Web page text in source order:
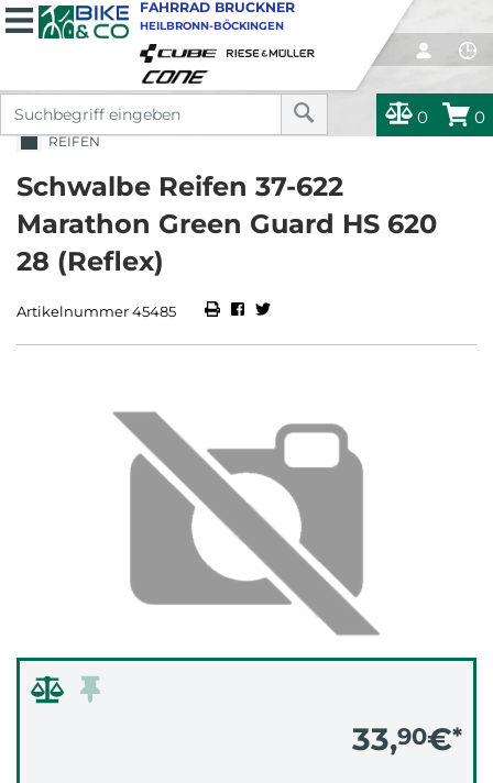
0 0
FAHRRAD BRUCKNER
HEILBRONN-BÖCKINGEN
REIFEN
Schwalbe Reifen 37-622
Marathon Green Guard HS 620
28 (Reflex)
Artikelnummer 45485
33,90€*